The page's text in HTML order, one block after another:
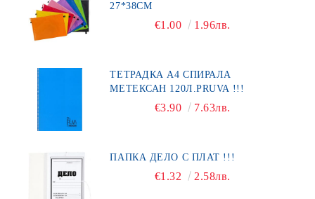
27*38СМ
€1.00 1.96лв.
ТЕТРАДКА А4 СПИРАЛА
МЕТЕКСАН 120Л.PRUVA !!!
€3.90 7.63лв.
ПАПКА ДЕЛО С ПЛАТ !!!
€1.32 2.58лв.